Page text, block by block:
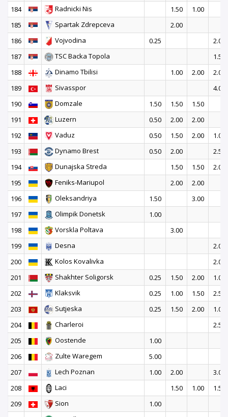
184
Radnicki Nis 1.50
1.00
185
Spartak Zdrepceva
2.00
186
Vojvodina 0.25
2.00
187
TSC Backa Topola
1.50
188
Dinamo Tbilisi 1.00 2.00
2.00
189
Sivasspor
4.00
190
Domzale 1.50 1.50
1.50
191
Luzern 0.50 2.00
2.00
192
Vaduz 0.50 1.50 2.00
1.00
193
Dynamo Brest 0.50 2.00
2.50
194
Dunajska Streda 1.50 1.50
2.00
195
Feniks-Mariupol 2.00
2.00
196
Oleksandriya 1.50
3.00
197
Olimpik Donetsk
1.00
198
Vorskla Poltava
3.00
199
Desna
2.00
200
Kolos Kovalivka
2.00
201
Shakhter Soligorsk 0.25 1.50 2.00
1.00
202
Klaksvik 0.25 1.00 1.50
2.50
203
Sutjeska 0.25 1.50 2.00
1.00
204
Charleroi
2.50
205
Oostende
1.00
206
Zulte Waregem
5.00
207
Lech Poznan 1.00 2.00
3.00
208
Laci 1.50 1.00
1.50
209
Sion
1.00